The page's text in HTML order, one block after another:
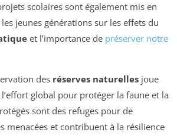
scolaires sont également mis en
jeunes générations sur les effets du
et l’importance de préserver notre
des réserves naturelles joue
global pour protéger la faune et la
sont des refuges pour de
menacées et contribuent à la résilience